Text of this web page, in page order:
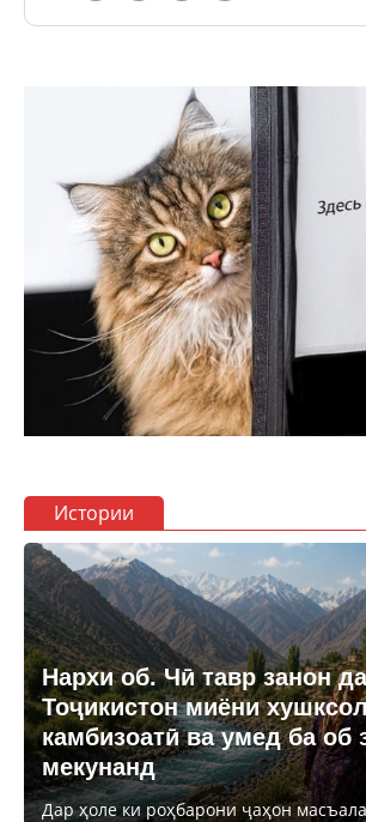
Истории
Нархи об. Чӣ тавр занон
Тоҷикистон миёни
камбизоатӣ ва умед ба об
мекунанд
Дар ҳоле ки роҳбарони ҷаҳон